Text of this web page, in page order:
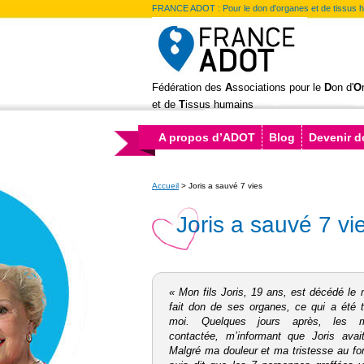
FRANCE ADOT : Pour le don d'organes et de tissus
Fédération des Associations pour le Don d'O
et deTissus humains
A propos d’ADOT Blog Devenir
Accueil > Joris a sauvé 7 vies
Joris a sauvé 7
« Mon fils Joris, 19 ans, est décédé le
fait don de ses organes, ce qui a été
moi. Quelques jours après, les
contactée, m’informant que Joris
Malgré ma douleur et ma tristesse au